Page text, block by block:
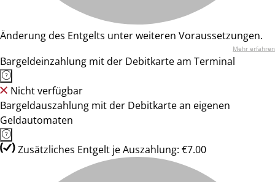
Änderung des Entgelts unter weiteren Voraussetzungen.
Mehr erfahren
Bargeldeinzahlung mit der Debitkarte am Terminal
Nicht verfügbar
Bargeldauszahlung mit der Debitkarte an eigenen
Geldautomaten
Zusätzliches Entgelt je Auszahlung: €7.00